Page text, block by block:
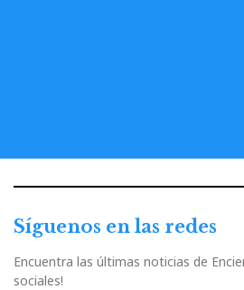
Síguenos en las redes
Encuentra las últimas noticias de
sociales!